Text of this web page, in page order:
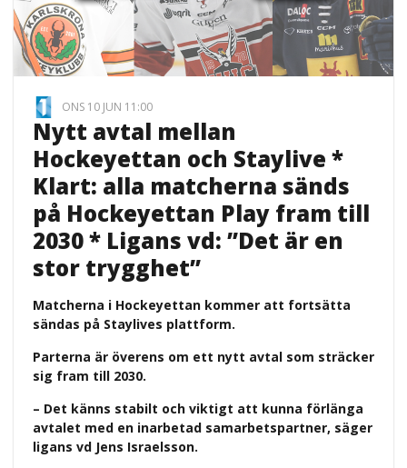
ONS 10 JUN 11:00
Nytt avtal mellan
Hockeyettan och Staylive *
Klart: alla matcherna sänds
på Hockeyettan Play fram till
2030 * Ligans vd: ”Det är en
stor trygghet”
Matcherna i Hockeyettan kommer att fortsätta
sändas på Staylives plattform.
Parterna är överens om ett nytt avtal som sträcker
sig fram till 2030.
– Det känns stabilt och viktigt att kunna förlänga
avtalet med en inarbetad samarbetspartner, säger
ligans vd Jens Israelsson.